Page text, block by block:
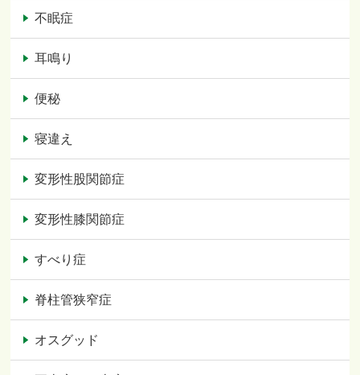
不眠症
耳鳴り
便秘
寝違え
変形性股関節症
変形性膝関節症
すべり症
脊柱管狭窄症
オスグッド